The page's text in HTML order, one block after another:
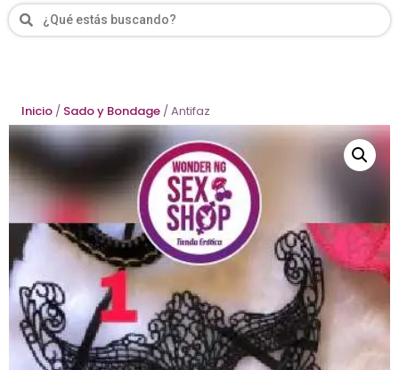
Inicio / Sado y Bondage / Antifaz